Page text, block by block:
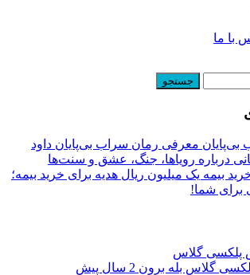
با ما
معرفی رمان سراب بی‌پایان داود
درباره رویاها، جنگ، عشق و سنت‌ها
یک میلیون ریال هدیه برای خرید بیمه؛
شما!
گلاس بله برون 2 سال پیش